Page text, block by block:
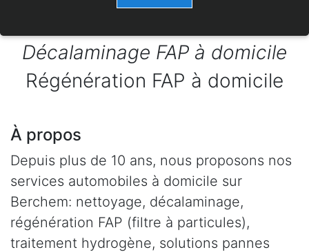
Décalaminage FAP à domicile
Régénération FAP à domicile
À propos
Depuis plus de 10 ans, nous proposons nos
services automobiles à domicile sur
Berchem: nettoyage, décalaminage,
régénération FAP (filtre à particules),
traitement hydrogène, solutions pannes